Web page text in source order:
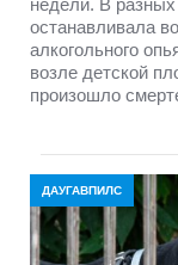
недели. В разных
останавливала
алкогольного
возле детской
произошло
ДАУГАВПИЛС